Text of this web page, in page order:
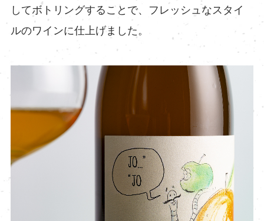
してボトリングすることで、フレッシュなスタイ
ルのワインに仕上げました。